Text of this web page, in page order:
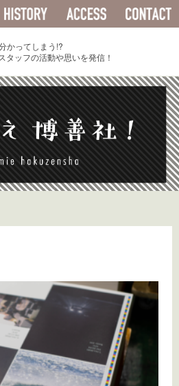
かってしまう!?
タッフの活動や思いを発信！